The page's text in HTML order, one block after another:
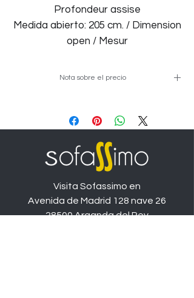
Profondeur assise
Medida abierto: 205 cm. / Dimension
open / Mesur
Nota sobre el precio
208cm y tapizado colorespromo
especial servicio express, las
diferentes medidas y tapizados
variarán el precio.
Visita Sofassimo en
Avenida de Madrid 128 nave 26
28500 Arganda del Rey